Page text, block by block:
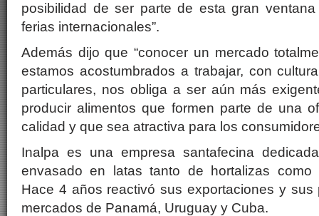
posibilidad de ser parte de esta gran
ferias internacionales”.
Además dijo que “conocer un mercado
estamos acostumbrados a trabajar, con
particulares, nos obliga a ser aún más
producir alimentos que formen parte de una
calidad y que sea atractiva para los
Inalpa es una empresa santafecina
envasado en latas tanto de hortalizas como
Hace 4 años reactivó sus exportaciones y sus
mercados de Panamá, Uruguay y Cuba.